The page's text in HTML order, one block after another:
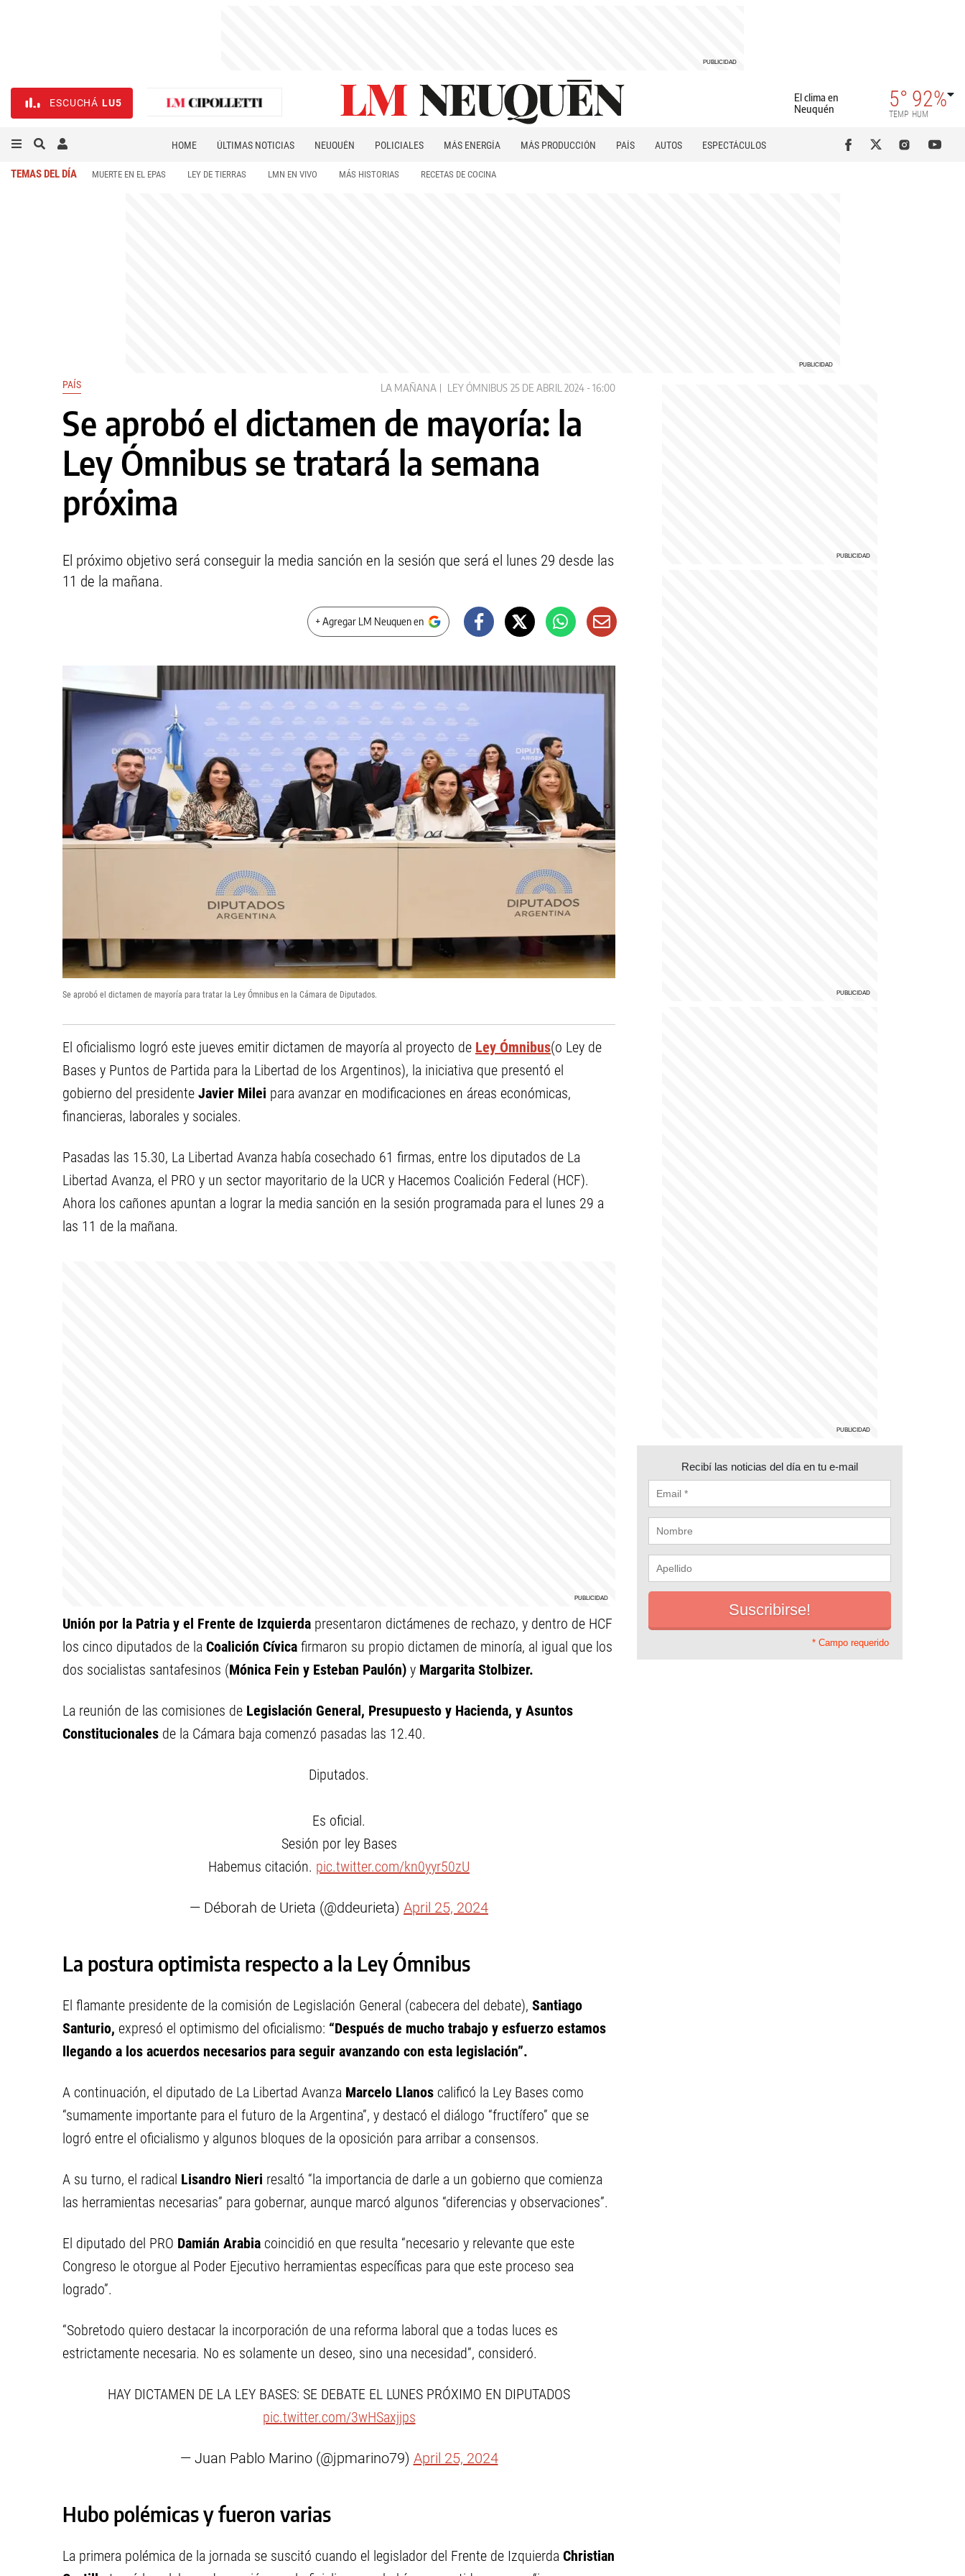
ESCUCHÁ LU5
El clima en
Neuquén
5°
TEMP
92%
HUM
HOME ÚLTIMAS NOTICIAS NEUQUÉN POLICIALES MÁS ENERGÍA MÁS PRODUCCIÓN PAÍS AUTOS
ESPECTÁCULOS
TEMAS DEL DÍA MUERTE EN EL EPAS LEY DE TIERRAS LMN EN VIVO MÁS HISTORIAS RECETAS DE COCINA
PAÍS LA MAÑANA LEY ÓMNIBUS 25 DE ABRIL 2024 - 16:00
Se aprobó el dictamen de mayoría: la
Ley Ómnibus se tratará la semana
próxima
El próximo objetivo será conseguir la media sanción en la sesión que será el lunes 29 desde las
11 de la mañana.
+ Agregar LM Neuquen en
Se aprobó el dictamen de mayoría para tratar la Ley Ómnibus en la Cámara de Diputados.
El oficialismo logró este jueves emitir dictamen de mayoría al proyecto de Ley Ómnibus(o Ley de
Bases y Puntos de Partida para la Libertad de los Argentinos), la iniciativa que presentó el
gobierno del presidente Javier Milei para avanzar en modificaciones en áreas económicas,
financieras, laborales y sociales.
Pasadas las 15.30, La Libertad Avanza había cosechado 61 firmas, entre los diputados de La
Libertad Avanza, el PRO y un sector mayoritario de la UCR y Hacemos Coalición Federal (HCF).
Ahora los cañones apuntan a lograr la media sanción en la sesión programada para el lunes 29 a
las 11 de la mañana.
Unión por la Patria y el Frente de Izquierda presentaron dictámenes de rechazo, y dentro de HCF
los cinco diputados de la Coalición Cívica firmaron su propio dictamen de minoría, al igual que los
dos socialistas santafesinos (Mónica Fein y Esteban Paulón) y Margarita Stolbizer.
La reunión de las comisiones de Legislación General, Presupuesto y Hacienda, y Asuntos
Constitucionales de la Cámara baja comenzó pasadas las 12.40.
Diputados.
Es oficial.
Sesión por ley Bases
Habemus citación. pic.twitter.com/kn0yyr50zU
— Déborah de Urieta (@ddeurieta) April 25, 2024
La postura optimista respecto a la Ley Ómnibus
El flamante presidente de la comisión de Legislación General (cabecera del debate), Santiago
Santurio, expresó el optimismo del oficialismo: “Después de mucho trabajo y esfuerzo estamos
llegando a los acuerdos necesarios para seguir avanzando con esta legislación”.
A continuación, el diputado de La Libertad Avanza Marcelo Llanos calificó la Ley Bases como
“sumamente importante para el futuro de la Argentina”, y destacó el diálogo “fructífero” que se
logró entre el oficialismo y algunos bloques de la oposición para arribar a consensos.
A su turno, el radical Lisandro Nieri resaltó “la importancia de darle a un gobierno que comienza
las herramientas necesarias” para gobernar, aunque marcó algunos “diferencias y observaciones”.
El diputado del PRO Damián Arabia coincidió en que resulta “necesario y relevante que este
Congreso le otorgue al Poder Ejecutivo herramientas específicas para que este proceso sea
logrado”.
“Sobretodo quiero destacar la incorporación de una reforma laboral que a todas luces es
estrictamente necesaria. No es solamente un deseo, sino una necesidad”, consideró.
HAY DICTAMEN DE LA LEY BASES: SE DEBATE EL LUNES PRÓXIMO EN DIPUTADOS
pic.twitter.com/3wHSaxjjps
— Juan Pablo Marino (@jpmarino79) April 25, 2024
Hubo polémicas y fueron varias
La primera polémica de la jornada se suscitó cuando el legislador del Frente de Izquierda Christian
Recibí las noticias del día en tu e-mail
* Campo requerido